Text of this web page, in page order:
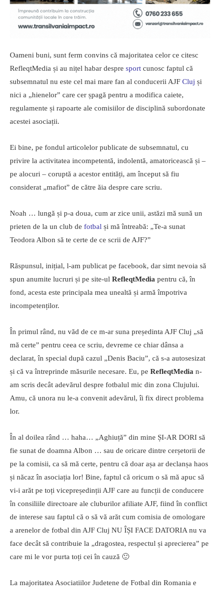
Oameni buni, sunt ferm convins că majoritatea celor ce citesc
RefleqtMedia și au nițel habar despre sport cunosc faptul că
subsemnatul nu este cel mai mare fan al conducerii AJF Cluj și
nici a „hienelor” care cer șpagă pentru a modifica caiete,
regulamente și rapoarte ale comisiilor de disciplină subordonate
acestei asociații.
Ei bine, pe fondul articolelor publicate de subsemnatul, cu
privire la activitatea incompetentă, indolentă, amatoricească și –
pe alocuri – coruptă a acestor entități, am început să fiu
considerat „mafiot” de către ăia despre care scriu.
Noah … lungă și p-a doua, cum ar zice unii, astăzi mă sună un
prieten de la un club de fotbal și mă întreabă: „Te-a sunat
Teodora Albon să te certe de ce scrii de AJF?”
Răspunsul, inițial, l-am publicat pe facebook, dar simt nevoia să
spun anumite lucruri și pe site-ul RefleqtMedia pentru că, în
fond, acesta este principala mea unealtă și armă împotriva
incompetenților.
În primul rând, nu văd de ce m-ar suna președinta AJF Cluj „să
mă certe” pentru ceea ce scriu, devreme ce chiar dânsa a
declarat, în special după cazul „Denis Baciu”, că s-a autosesizat
și că va întreprinde măsurile necesare. Eu, pe RefleqtMedia n-
am scris decât adevărul despre fotbalul mic din zona Clujului.
Amu, că unora nu le-a convenit adevărul, îi fix direct problema
lor.
În al doilea rând … haha… „Aghiuță” din mine ȘI-AR DORI să
fie sunat de doamna Albon … sau de oricare dintre cerșetorii de
pe la comisii, ca să mă certe, pentru că doar așa ar declanșa haos
și năcaz în asociația lor! Bine, faptul că oricum o să mă apuc să
vi-i arăt pe toți vicepreședinții AJF care au funcții de conducere
în consiliile directoare ale cluburilor afiliate AJF, fiind în conflict
de interese sau faptul că o să vă arăt cum comisia de omologare
a arenelor de fotbal din AJF Cluj NU ÎȘI FACE DATORIA nu va
face decât să contribuie la „dragostea, respectul și aprecierea” pe
care mi le vor purta toți cei în cauză 🙂
La majoritatea Asociatiilor Judetene de Fotbal din Romania e